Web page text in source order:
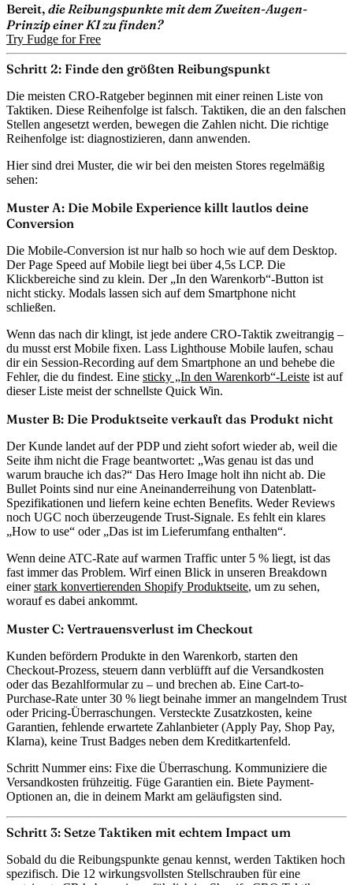
Bereit, die Reibungspunkte mit dem Zweiten-Augen-
Prinzip einer KI zu finden?
Try Fudge for Free
Schritt 2: Finde den größten Reibungspunkt
Die meisten CRO-Ratgeber beginnen mit einer reinen Liste von
Taktiken. Diese Reihenfolge ist falsch. Taktiken, die an den falschen
Stellen angesetzt werden, bewegen die Zahlen nicht. Die richtige
Reihenfolge ist: diagnostizieren, dann anwenden.
Hier sind drei Muster, die wir bei den meisten Stores regelmäßig
sehen:
Muster A: Die Mobile Experience killt lautlos deine
Conversion
Die Mobile-Conversion ist nur halb so hoch wie auf dem Desktop.
Der Page Speed auf Mobile liegt bei über 4,5s LCP. Die
Klickbereiche sind zu klein. Der „In den Warenkorb“-Button ist
nicht sticky. Modals lassen sich auf dem Smartphone nicht
schließen.
Wenn das nach dir klingt, ist jede andere CRO-Taktik zweitrangig –
du musst erst Mobile fixen. Lass Lighthouse Mobile laufen, schau
dir ein Session-Recording auf dem Smartphone an und behebe die
Fehler, die du findest. Eine sticky „In den Warenkorb“-Leiste ist auf
dieser Liste meist der schnellste Quick Win.
Muster B: Die Produktseite verkauft das Produkt nicht
Der Kunde landet auf der PDP und zieht sofort wieder ab, weil die
Seite ihm nicht die Frage beantwortet: „Was genau ist das und
warum brauche ich das?“ Das Hero Image holt ihn nicht ab. Die
Bullet Points sind nur eine Aneinanderreihung von Datenblatt-
Spezifikationen und liefern keine echten Benefits. Weder Reviews
noch UGC noch überzeugende Trust-Signale. Es fehlt ein klares
„How to use“ oder „Das ist im Lieferumfang enthalten“.
Wenn deine ATC-Rate auf warmen Traffic unter 5 % liegt, ist das
fast immer das Problem. Wirf einen Blick in unseren Breakdown
einerstark konvertierenden Shopify Produktseite, um zu sehen,
worauf es dabei ankommt.
Muster C: Vertrauensverlust im Checkout
Kunden befördern Produkte in den Warenkorb, starten den
Checkout-Prozess, steuern dann verblüfft auf die Versandkosten
oder das Bezahlformular zu – und brechen ab. Eine Cart-to-
Purchase-Rate unter 30 % liegt beinahe immer an mangelndem Trust
oder Pricing-Überraschungen. Versteckte Zusatzkosten, keine
Garantien, fehlende erwartete Zahlanbieter (Apply Pay, Shop Pay,
Klarna), keine Trust Badges neben dem Kreditkartenfeld.
Schritt Nummer eins: Fixe die Überraschung. Kommuniziere die
Versandkosten frühzeitig. Füge Garantien ein. Biete Payment-
Optionen an, die in deinem Markt am geläufigsten sind.
Schritt 3: Setze Taktiken mit echtem Impact um
Sobald du die Reibungspunkte genau kennst, werden Taktiken hoch
spezifisch. Die 12 wirkungsvollsten Stellschrauben für eine